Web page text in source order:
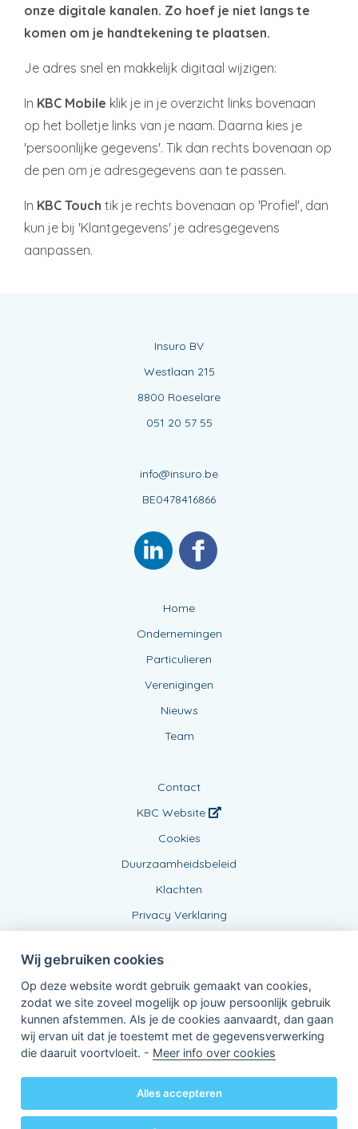
onze digitale kanalen. Zo hoef je niet langs te
komen om je handtekening te plaatsen.
Je adres snel en makkelijk digitaal wijzigen:
In KBC Mobile klik je in je overzicht links bovenaan
op het bolletje links van je naam. Daarna kies je
'persoonlijke gegevens'. Tik dan rechts bovenaan op
de pen om je adresgegevens aan te passen.
In KBC Touch tik je rechts bovenaan op 'Profiel', dan
kun je bij 'Klantgegevens' je adresgegevens
aanpassen.
Insuro BV
Westlaan 215
8800 Roeselare
051 20 57 55
info@insuro.be
BE0478416866
Home
Ondernemingen
Particulieren
Verenigingen
Nieuws
Team
Contact
KBC Website
Cookies
Duurzaamheidsbeleid
Klachten
Privacy Verklaring
Verbonden Agent, BE0478416866
van KBC Verzekeringen nv
3000 Leuven - Belgie
BTW BE 0403.552.563 - RPR Leuven
Powered byKBC-Agent(versie 3.21.0)
Wij gebruiken cookies
Op deze website wordt gebruik gemaakt van cookies,
zodat we site zoveel mogelijk op jouw persoonlijk gebruik
kunnen afstemmen. Als je de cookies aanvaardt, dan gaan
wij ervan uit dat je toestemt met de gegevensverwerking
die daaruit voortvloeit. - Meer info over cookies
Alles accepteren